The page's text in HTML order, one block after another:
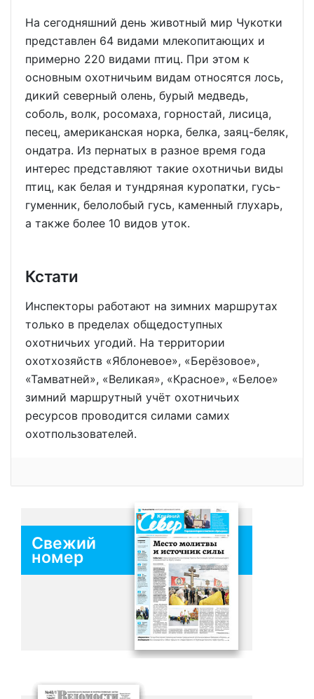
На сегодняшний день животный мир Чукотки
представлен 64 видами млекопитающих и
примерно 220 видами птиц. При этом к
основным охотничьим видам относятся лось,
дикий северный олень, бурый медведь,
соболь, волк, росомаха, горностай, лисица,
песец, американская норка, белка, заяц-беляк,
ондатра. Из пернатых в разное время года
интерес представляют такие охотничьи виды
птиц, как белая и тундряная куропатки, гусь-
гуменник, белолобый гусь, каменный глухарь,
а также более 10 видов уток.
Кстати
Инспекторы работают на зимних маршрутах
только в пределах общедоступных
охотничьих угодий. На территории
охотхозяйств «Яблоневое», «Берёзовое»,
«Тамватней», «Великая», «Красное», «Белое»
зимний маршрутный учёт охотничьих
ресурсов проводится силами самих
охотпользователей.
Свежий
номер